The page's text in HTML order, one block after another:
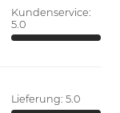
Kundenservice:
5.0
Lieferung: 5.0